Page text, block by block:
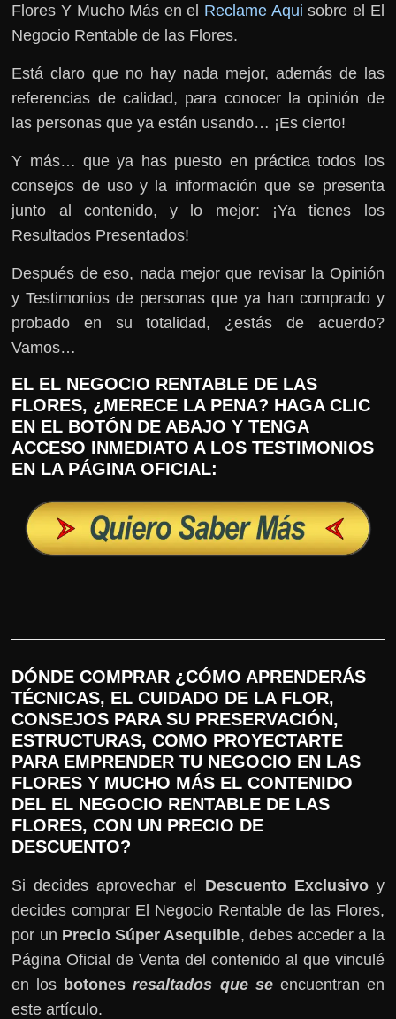
Flores Y Mucho Más en el Reclame Aqui sobre el El
Negocio Rentable de las Flores.
Está claro que no hay nada mejor, además de las
referencias de calidad, para conocer la opinión de
las personas que ya están usando… ¡Es cierto!
Y más… que ya has puesto en práctica todos los
consejos de uso y la información que se presenta
junto al contenido, y lo mejor: ¡Ya tienes los
Resultados Presentados!
Después de eso, nada mejor que revisar la Opinión
y Testimonios de personas que ya han comprado y
probado en su totalidad, ¿estás de acuerdo?
Vamos…
EL EL NEGOCIO RENTABLE DE LAS
FLORES, ¿MERECE LA PENA? HAGA CLIC
EN EL BOTÓN DE ABAJO Y TENGA
ACCESO INMEDIATO A LOS TESTIMONIOS
EN LA PÁGINA OFICIAL:
DÓNDE COMPRAR ¿CÓMO APRENDERÁS
TÉCNICAS, EL CUIDADO DE LA FLOR,
CONSEJOS PARA SU PRESERVACIÓN,
ESTRUCTURAS, COMO PROYECTARTE
PARA EMPRENDER TU NEGOCIO EN LAS
FLORES Y MUCHO MÁS EL CONTENIDO
DEL EL NEGOCIO RENTABLE DE LAS
FLORES, CON UN PRECIO DE
DESCUENTO?
Si decides aprovechar el Descuento Exclusivoy
decides comprar El Negocio Rentable de las Flores,
por un Precio Súper Asequible, debes acceder a la
Página Oficial de Venta del contenido al que vinculé
en los botonesresaltados que se encuentran en
este artículo.